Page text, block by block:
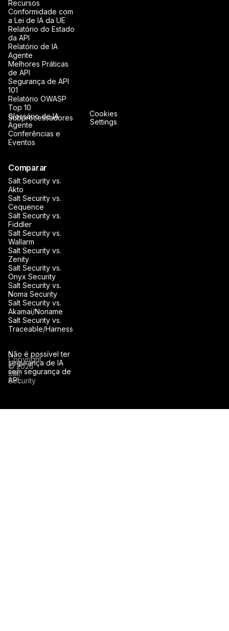
Recursos
Conformidade com
a Lei de IA da UE
Relatório do Estado
da API
Relatório de IA
Agente
Melhores Práticas
de API
Segurança de API
101
Relatório OWASP
Top 10
Glossário de IA
Agente
Conferências e
Eventos
Não é possível ter
segurança de IA
sem segurança de
API.
Comparar
Salt Security vs.
Akto
Salt Security vs.
Cequence
Salt Security vs.
Fiddler
Salt Security vs.
Wallarm
Salt Security vs.
Zenity
Salt Security vs.
Onyx Security
Salt Security vs.
Noma Security
Salt Security vs.
Akamai/Noname
Salt Security vs.
Traceable/Harness
Subprocessadores
Cookies
Settings
Copyright
© 2026
Salt
Security